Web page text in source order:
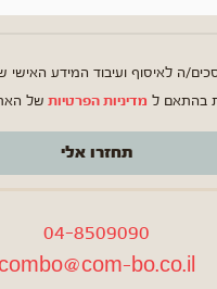
ה לאיסוף ועיבוד המידע האישי
בהתאם ל מדיניות הפרטיות של
תחזרו אלי
04-8509090
bo.co.il